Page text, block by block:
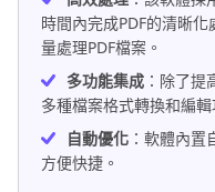
時間內完成PDF的清晰
量處理PDF檔案。
多功能集成 ：除了
多種檔案格式轉換和編
自動優化 ：軟體內置
方便快捷。